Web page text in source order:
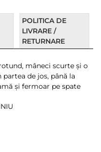
POLITICA DE
LIVRARE /
RETURNARE
mâneci scurte și o
de jos, până la
și fermoar pe spate